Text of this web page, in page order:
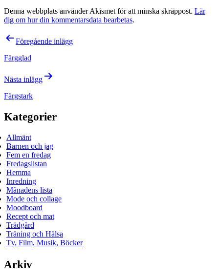
Denna webbplats använder Akismet för att minska skräppost. Lär
dig om hur din kommentarsdata bearbetas.
Inläggsnavigering
Föregående inlägg
Färgglad
Nästa inlägg
Färgstark
Kategorier
Allmänt
Barnen och jag
Fem en fredag
Fredagslistan
Hemma
Inredning
Månadens lista
Mode och collage
Moodboard
Recept och mat
Trädgård
Träning och Hälsa
Tv, Film, Musik, Böcker
Arkiv